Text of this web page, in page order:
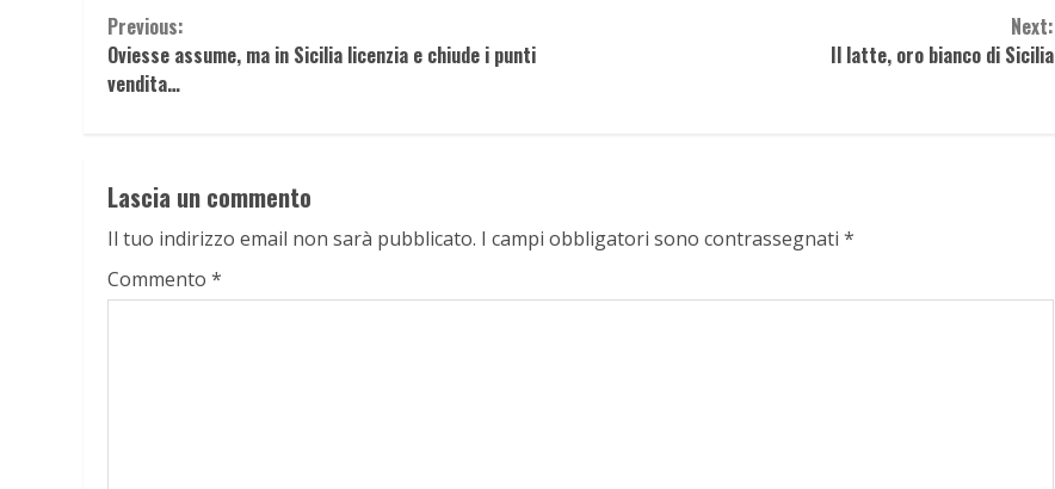
Continue
Reading
Previous:
Oviesse assume, ma in Sicilia licenzia e chiude i punti
vendita…
Next:
Il latte, oro bianco di Sicilia
Lascia un commento
Il tuo indirizzo email non sarà pubblicato. I campi obbligatori sono contrassegnati *
Commento *